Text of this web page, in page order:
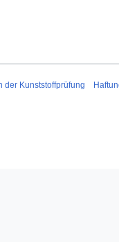
der Kunststoffprüfung